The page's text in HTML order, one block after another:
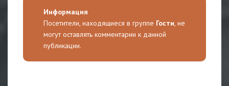
Информация
Посетители, находящиеся в группе Гости, не
могут оставлять комментарии к данной
публикации.